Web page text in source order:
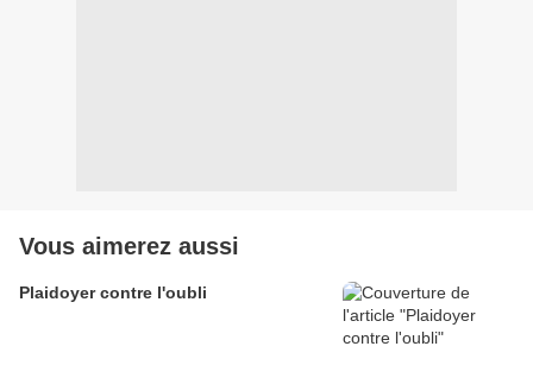
Vous aimerez aussi
Plaidoyer contre l'oubli